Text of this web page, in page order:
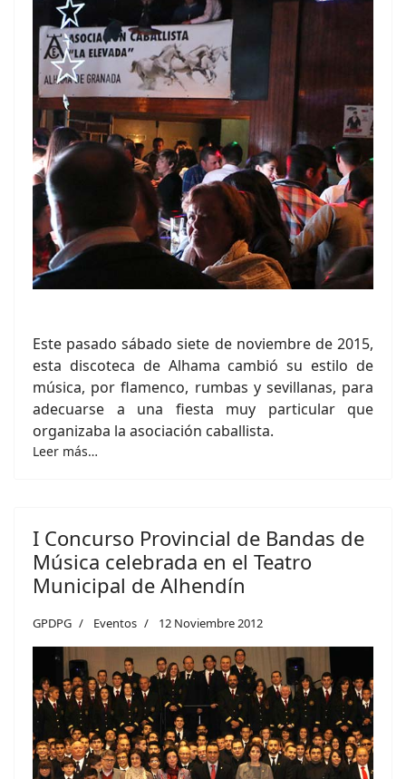
Este pasado sábado siete de noviembre de 2015,
esta discoteca de Alhama cambió su estilo de
música, por flamenco, rumbas y sevillanas, para
adecuarse a una fiesta muy particular que
organizaba la asociación caballista.
Leer más…
I Concurso Provincial de Bandas de
Música celebrada en el Teatro
Municipal de Alhendín
GPDPG Eventos 12 Noviembre 2012